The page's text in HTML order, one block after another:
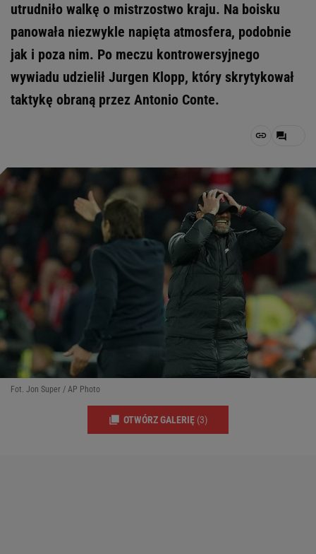
utrudniło walkę o mistrzostwo kraju. Na boisku
panowała niezwykle napięta atmosfera, podobnie
jak i poza nim. Po meczu kontrowersyjnego
wywiadu udzielił Jurgen Klopp, który skrytykował
taktykę obraną przez Antonio Conte.
Fot. Jon Super / AP Photo
OTWÓRZ GALERIĘ (3)